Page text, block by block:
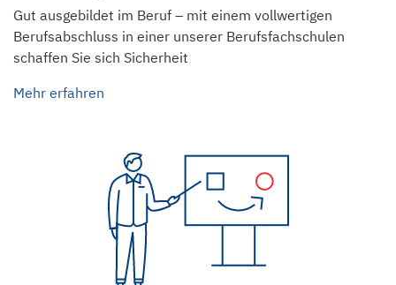
Gut ausgebildet im Beruf – mit einem vollwertigen
Berufsabschluss in einer unserer Berufsfachschulen
schaffen Sie sich Sicherheit
Mehr erfahren